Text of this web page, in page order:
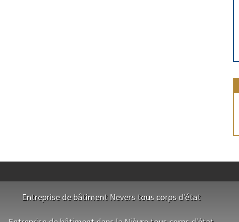
Entreprise de bâtiment Nevers tous corps d'état